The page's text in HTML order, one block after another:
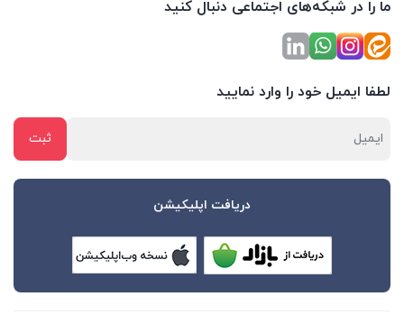
ما را در شبکه‌های اجتماعی دنبال کنید
لطفا ایمیل خود را وارد نمایید
دریافت اپلیکیشن